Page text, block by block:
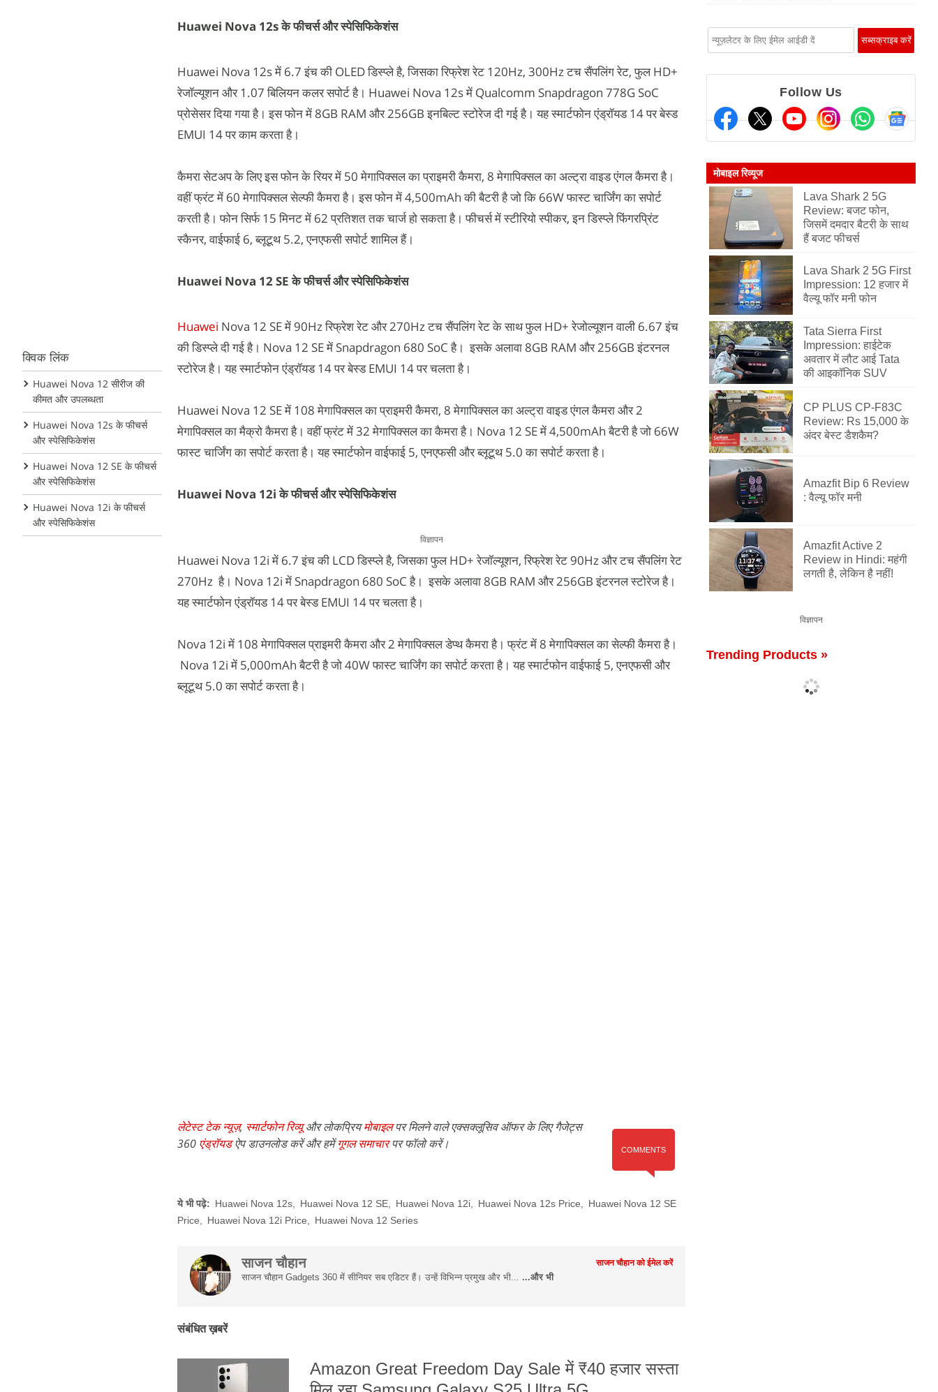
क्विक लिंक
Huawei Nova 12 सीरीज की
कीमत और उपलब्धता
Huawei Nova 12s के फीचर्स
और स्पेसिफिकेशंस
Huawei Nova 12 SE के फीचर्स
और स्पेसिफिकेशंस
Huawei Nova 12i के फीचर्स
और स्पेसिफिकेशंस
Huawei Nova 12s के फीचर्स और स्पेसिफिकेशंस
Huawei Nova 12s में 6.7 इंच की OLED डिस्प्ले है, जिसका रिफ्रेश रेट 120Hz, 300Hz टच सैंपलिंग रेट, फुल HD+
रेजॉल्यूशन और 1.07 बिलियन कलर सपोर्ट है। Huawei Nova 12s में Qualcomm Snapdragon 778G SoC
प्रोसेसर दिया गया है। इस फोन में 8GB RAM और 256GB इनबिल्ट स्टोरेज दी गई है। यह स्मार्टफोन एंड्रॉयड 14 पर बेस्ड
EMUI 14 पर काम करता है।
कैमरा सेटअप के लिए इस फोन के रियर में 50 मेगापिक्सल का प्राइमरी कैमरा, 8 मेगापिक्सल का अल्ट्रा वाइड एंगल कैमरा है।
वहीं फ्रंट में 60 मेगापिक्सल सेल्फी कैमरा है। इस फोन में 4,500mAh की बैटरी है जो कि 66W फास्ट चार्जिंग का सपोर्ट
करती है। फोन सिर्फ 15 मिनट में 62 प्रतिशत तक चार्ज हो सकता है। फीचर्स में स्टीरियो स्पीकर, इन डिस्प्ले फिंगरप्रिंट
स्कैनर, वाईफाई 6, ब्लूटूथ 5.2, एनएफसी सपोर्ट शामिल हैं।
Huawei Nova 12 SE के फीचर्स और स्पेसिफिकेशंस
Huawei Nova 12 SE में 90Hz रिफ्रेश रेट और 270Hz टच सैंपलिंग रेट के साथ फुल HD+ रेजोल्यूशन वाली 6.67 इंच
की डिस्प्ले दी गई है। Nova 12 SE में Snapdragon 680 SoC है। इसके अलावा 8GB RAM और 256GB इंटरनल
स्टोरेज है। यह स्मार्टफोन एंड्रॉयड 14 पर बेस्ड EMUI 14 पर चलता है।
Huawei Nova 12 SE में 108 मेगापिक्सल का प्राइमरी कैमरा, 8 मेगापिक्सल का अल्ट्रा वाइड एंगल कैमरा और 2
मेगापिक्सल का मैक्रो कैमरा है। वहीं फ्रंट में 32 मेगापिक्सल का कैमरा है। Nova 12 SE में 4,500mAh बैटरी है जो 66W
फास्ट चार्जिंग का सपोर्ट करता है। यह स्मार्टफोन वाईफाई 5, एनएफसी और ब्लूटूथ 5.0 का सपोर्ट करता है।
Huawei Nova 12i के फीचर्स और स्पेसिफिकेशंस
विज्ञापन
Huawei Nova 12i में 6.7 इंच की LCD डिस्प्ले है, जिसका फुल HD+ रेजॉल्यूशन, रिफ्रेश रेट 90Hz और टच सैंपलिंग रेट
270Hz है। Nova 12i में Snapdragon 680 SoC है। इसके अलावा 8GB RAM और 256GB इंटरनल स्टोरेज है।
यह स्मार्टफोन एंड्रॉयड 14 पर बेस्ड EMUI 14 पर चलता है।
Nova 12i में 108 मेगापिक्सल प्राइमरी कैमरा और 2 मेगापिक्सल डेप्थ कैमरा है। फ्रंट में 8 मेगापिक्सल का सेल्फी कैमरा है।
Nova 12i में 5,000mAh बैटरी है जो 40W फास्ट चार्जिंग का सपोर्ट करता है। यह स्मार्टफोन वाईफाई 5, एनएफसी और
ब्लूटूथ 5.0 का सपोर्ट करता है।
COMMENTS
लेटेस्ट टेक न्यूज़, स्मार्टफोन रिव्यूऔर लोकप्रियमोबाइलपर मिलने वाले एक्सक्लूसिव ऑफर के लिए गैजेट्स
360 एंड्रॉयडऐप डाउनलोड करें और हमेंगूगल समाचारपर फॉलो करें।
ये भी पढ़े: Huawei Nova 12s Huawei Nova 12 SE Huawei Nova 12i Huawei Nova 12s Price
Huawei Nova 12 SE
Price
Huawei Nova 12i Price Huawei Nova 12 Series
साजन चौहान साजन चौहान को ईमेल करें
साजन चौहान Gadgets 360 में सीनियर सब एडिटर हैं। उन्हें विभिन्न प्रमुख और भी... ...और भी
संबंधित ख़बरें
Amazon Great Freedom Day Sale में ₹40 हजार सस्ता
Follow Us
मोबाइल रिव्यूज
Lava Shark 2 5G
Review: बजट फोन,
जिसमें दमदार बैटरी के साथ
हैं बजट फीचर्स
Lava Shark 2 5G First
Impression: 12 हजार में
वैल्यू फॉर मनी फोन
Tata Sierra First
Impression: हाईटेक
अवतार में लौट आई Tata
की आइकॉनिक SUV
CP PLUS CP-F83C
Review: Rs 15,000 के
अंदर बेस्ट डैशकैम?
Amazfit Bip 6 Review
: वैल्यू फॉर मनी
Amazfit Active 2
Review in Hindi: महंगी
लगती है, लेकिन है नहीं!
विज्ञापन
Trending Products »